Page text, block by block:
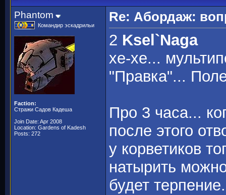
Phantom
Командир эскадрильи
Faction:
Стражи Садов Кадеша
Join Date: Apr 2008
Location: Gardens of Kadesh
Posts: 272
Re: Абордаж:
2 Ksel`Naga
хе-хе...
"Правка"...
Про 3 часа...
после этого
у корветиков
натырить
будет